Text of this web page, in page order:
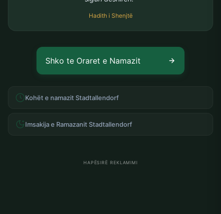
Hadith i Shenjtë
Shko te Oraret e Namazit
Kohët e namazit Stadtallendorf
Imsakija e Ramazanit Stadtallendorf
HAPËSIRË REKLAMIMI